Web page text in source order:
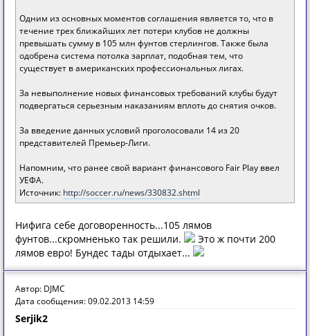
Одним из основных моментов соглашения является то, что в
течение трех ближайших лет потери клубов не должны
превышать сумму в 105 млн фунтов стерлингов. Также была
одобрена система потолка зарплат, подобная тем, что
существует в американских профессиональных лигах.
За невыполнение новых финансовых требований клубы будут
подвергаться серьезным наказаниям вплоть до снятия очков.
За введение данных условий проголосовали 14 из 20
представителей Премьер-Лиги.
Напомним, что ранее свой вариант финансового Fair Play ввел
УЕФА.
Источник: http://soccer.ru/news/330832.shtml
Нифига себе договоренность...105 лямов
фунтов...скромненько так решили.
Это ж почти 200
лямов евро! Бундес тады отдыхает...
Автор: DJMC
Дата сообщения: 09.02.2013 14:59
Serjik2